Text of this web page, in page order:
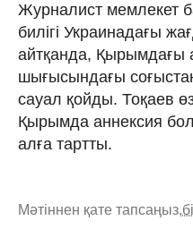
Журналист мемлекет
билігі Украинадағы
айтқанда, Қырымдағы
шығысындағы
сауал қойды. Тоқаев
Қырымда аннексия
алға тартты.
Мәтіннен қате тапсаңыз,